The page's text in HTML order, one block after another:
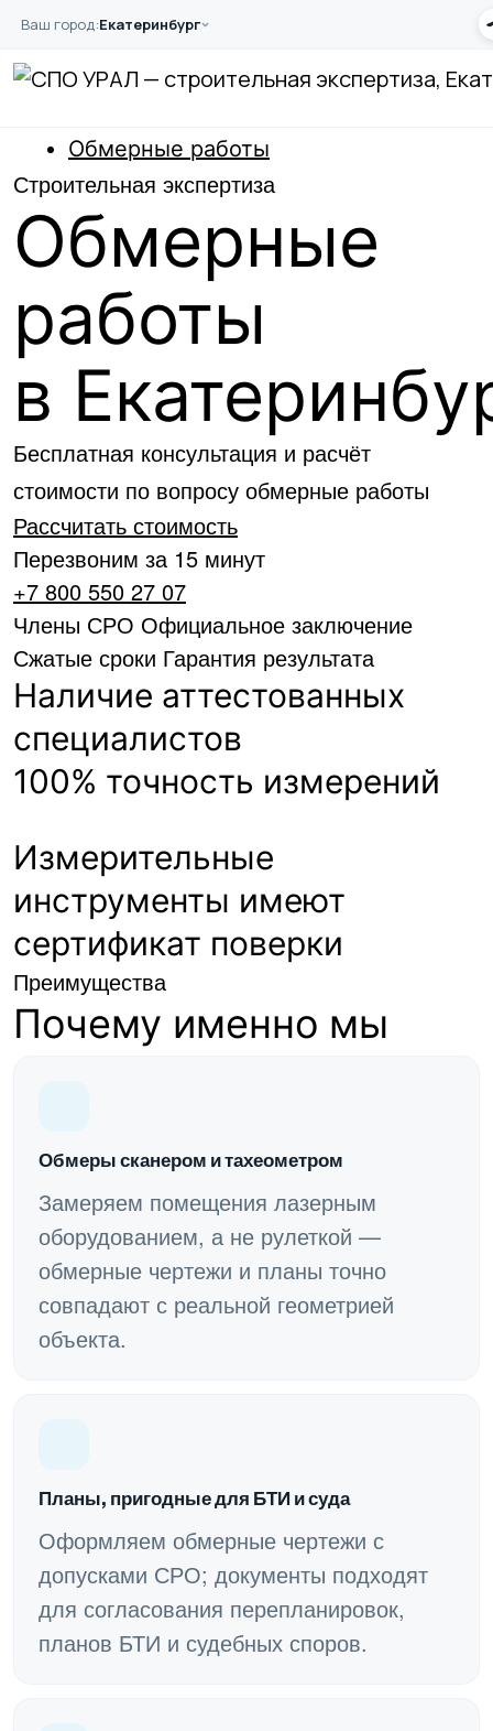
Перейти к основному содержанию
Ваш город:Екатеринбург
Услуги
Обмерные работы
Строительная экспертиза
Обмерные
работы
в
Бесплатная консультация и расчёт
стоимости по вопросу обмерные работы
Рассчитать стоимость
Перезвоним за 15 минут
+7 800 550 27 07
Члены СРО Официальное заключение
Сжатые сроки Гарантия результата
Наличие аттестованных
специалистов
100% точность измерений
Измерительные
инструменты имеют
сертификат поверки
Преимущества
Почему именно мы
Обмеры сканером и тахеометром
Замеряем помещения лазерным
оборудованием, а не рулеткой —
обмерные чертежи и планы точно
совпадают с реальной геометрией
объекта.
Планы, пригодные для БТИ и суда
Оформляем обмерные чертежи с
допусками СРО; документы подходят
для согласования перепланировок,
планов БТИ и судебных споров.